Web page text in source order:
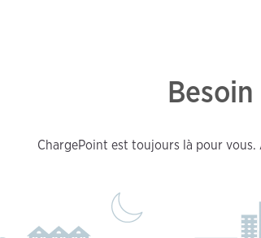
ChargePoint est toujours là pour